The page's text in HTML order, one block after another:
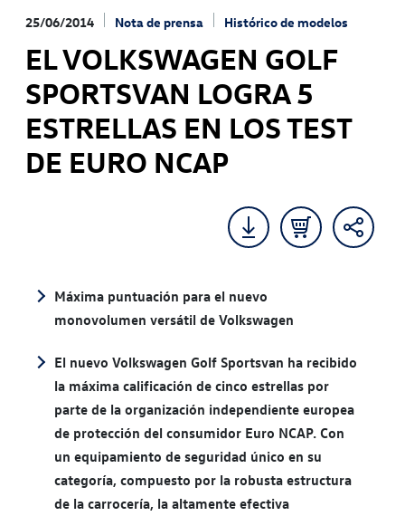
25/06/2014 Nota de prensa Histórico de modelos
EL VOLKSWAGEN GOLF
SPORTSVAN LOGRA 5
ESTRELLAS EN LOS TEST
DE EURO NCAP
Máxima puntuación para el nuevo
monovolumen versátil de Volkswagen
El nuevo Volkswagen Golf Sportsvan ha recibido
la máxima calificación de cinco estrellas por
parte de la organización independiente europea
de protección del consumidor Euro NCAP. Con
un equipamiento de seguridad único en su
categoría, compuesto por la robusta estructura
de la carrocería, la altamente efectiva